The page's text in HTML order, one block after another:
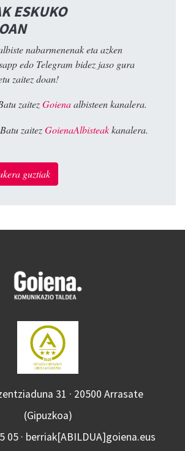
ESKUKO
nabarmenenak eta azken
edo Telegram bidez jaso gura
zaitez doan!
zaitezGoienaalbisteen kanalera.
Batu zaitezGoienaAlbisteakkanalera.
guztiak
31 · 20500 Arrasate
(Gipuzkoa)
05 · berriak[ABILDUA]goiena.eus